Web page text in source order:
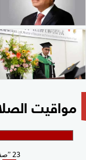
مواقيت
23